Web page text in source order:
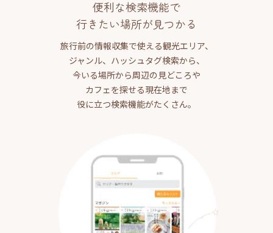
便利な検索機能で
行きたい場所が見つかる
旅行前の情報収集で使える観光エリア、
ジャンル、ハッシュタグ検索から、
今いる場所から周辺の見どころや
カフェを探せる現在地まで
役に立つ検索機能がたくさん。